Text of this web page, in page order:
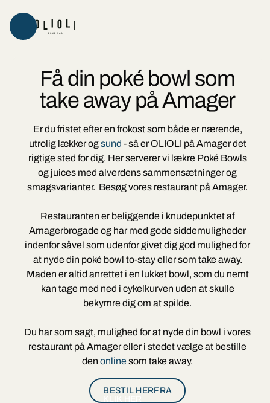
Få din poké bowl som
take away på Amager
Er du fristet efter en frokost som både er nærende,
utrolig lækker ogsund - så er OLIOLI på Amager det
rigtige sted for dig. Her serverer vi lækre Poké Bowls
og juices med alverdens sammensætninger og
smagsvarianter. Besøg vores restaurant på Amager.
Restauranten er beliggende i knudepunktet af
Amagerbrogade og har med gode siddemuligheder
indenfor såvel som udenfor givet dig god mulighed for
at nyde din poké bowl to-stay eller som take away.
Maden er altid anrettet i en lukket bowl, som du nemt
kan tage med ned i cykelkurven uden at skulle
bekymre dig om at spilde.
Du har som sagt, mulighed for at nyde din bowl i vores
restaurant på Amager eller i stedet vælge at bestille
denonlinesom take away.
BESTIL HERFRA